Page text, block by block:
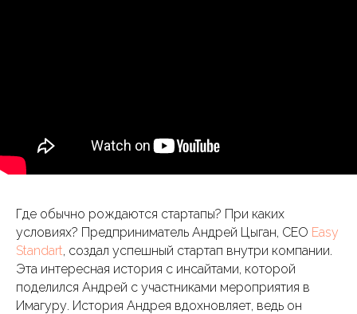
Где обычно рождаются стартапы? При каких
условиях? Предприниматель Андрей Цыган, CEO Easy
Standart, создал успешный стартап внутри компании.
Эта интересная история с инсайтами, которой
поделился Андрей с участниками мероприятия в
Имагуру. История Андрея вдохновляет, ведь он